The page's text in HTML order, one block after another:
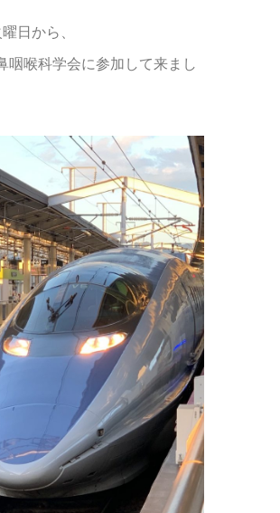
日から、
咽喉科学会に参加して来まし